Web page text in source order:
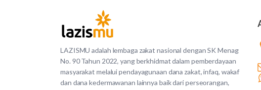
LAZISMU adalah lembaga zakat nasional dengan SK Menag
No. 90 Tahun 2022, yang berkhidmat dalam pemberdayaan
masyarakat melalui pendayagunaan dana zakat, infaq, wakaf
dan dana kedermawanan lainnya baik dari perseorangan,